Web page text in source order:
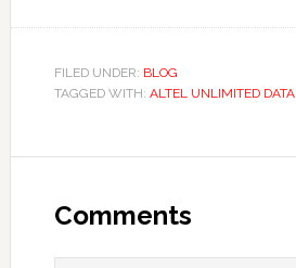
FILED UNDER: BLOG
TAGGED WITH: ALTEL UNLIMITED DATA
Interactions
Comments